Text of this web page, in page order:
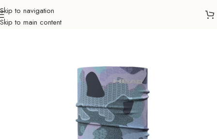
Skip to navigation
Skip to main content
Početna Outdoor